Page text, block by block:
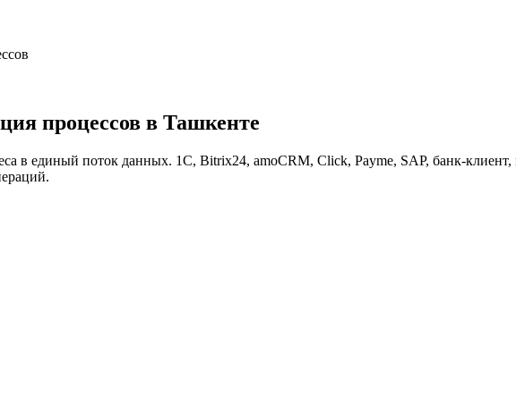
процессов в Ташкенте
в единый поток данных. 1С, Bitrix24, amoCRM, Click, Payme, SAP, банк-